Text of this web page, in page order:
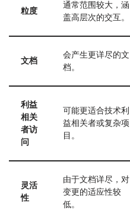
粒度
通常范围较大，涵
盖高层次的交互。
文档
会产生更详尽的文
档。
利益
相关
者访
问
可能更适合技术利
益相关者或复杂项
目。
灵活
性
由于文档详尽，对
变更的适应性较
低。